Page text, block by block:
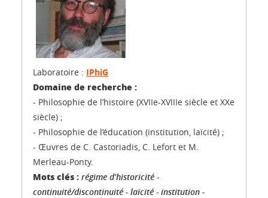
Laboratoire : IPhiG
Domaine de recherche :
- Philosophie de l’histoire (XVIIe-XVIIIe siècle et XXe
siècle) ;
- Philosophie de l’éducation (institution, laïcité) ;
- Œuvres de C. Castoriadis, C. Lefort et M.
Merleau-Ponty.
Mots clés : régime d’historicité -
continuité/discontinuité - laïcité - institution -